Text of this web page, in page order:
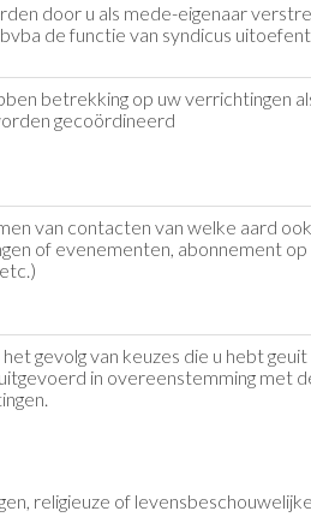
door u als mede-eigenaar
de functie van syndicus uitoefent
betrekking op uw verrichtingen
gecoördineerd
van contacten van welke aard
of evenementen, abonnement op
gevolg van keuzes die u hebt
in overeenstemming met
religieuze of